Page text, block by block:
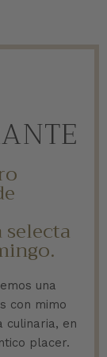
una
con mimo
culinaria, en
placer.